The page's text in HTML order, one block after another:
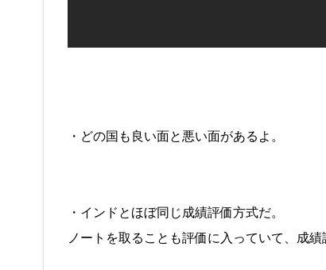
・どの国も良い面と悪い面があるよ。
・インドとほぼ同じ成績評価方式だ。
ノートを取ることも評価に入っていて、成